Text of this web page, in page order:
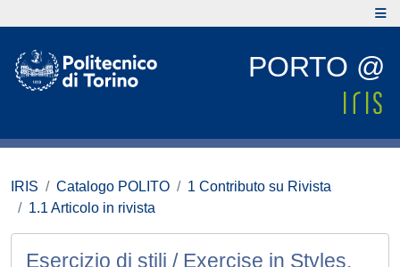
PORTO @
IRIS Catalogo POLITO
1 Contributo su Rivista
1.1 Articolo in rivista
Esercizio di stili / Exercise in Styles.